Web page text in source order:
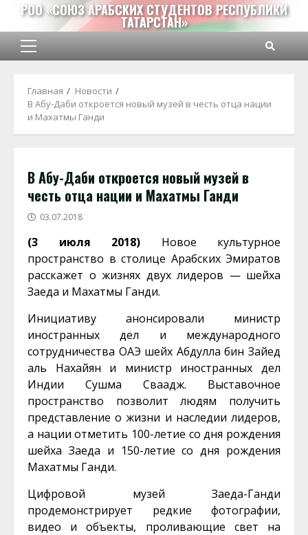
Перейти
содержимому
РОО «СОЮЗ АРАБСКИХ СТУДЕНТОВ РЕСПУБЛИКИ
ТАТАРСТАН»
Основное
Главная
Новости
В Абу-Даби откроется новый музей в честь отца нации
и Махатмы Ганди
В Абу-Даби откроется новый музей в
честь отца нации и Махатмы Ганди
03.07.2018
(3 июля 2018) Новое культурное
пространство в столице Арабских Эмиратов
расскажет о жизнях двух лидеров — шейха
Заеда и Махатмы Ганди.
Инициативу анонсировали министр
иностранных дел и международного
сотрудничества ОАЭ шейх Абдулла бин Зайед
аль Нахайян и министр иностранных дел
Индии Сушма Сваадж. Выставочное
пространство позволит людям получить
представление о жизни и наследии лидеров,
а нации отметить 100-летие со дня рождения
шейха Заеда и 150-летие со дня рождения
Махатмы Ганди.
Цифровой музей Заеда-Ганди
продемонстрирует редкие фотографии,
видео и объекты, проливающие свет на